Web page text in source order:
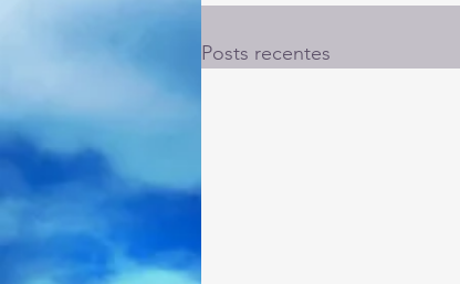
Posts recentes